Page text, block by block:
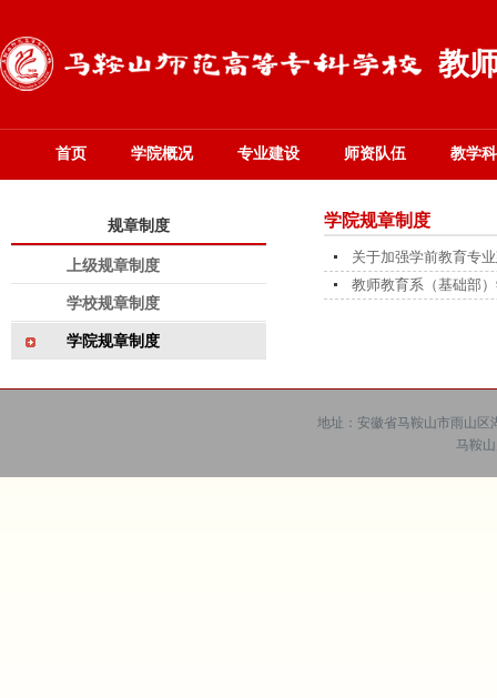
教
首页 学院概况 专业建设 师资队伍 教学
规章制度
上级规章制度
学校规章制度
学院规章制度
学院规章制度
关于加强学前教育专
教师教育系（基础部
地址：安徽省马鞍山市雨山
马鞍